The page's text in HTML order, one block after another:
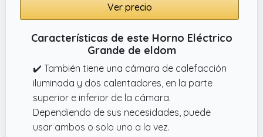
Ver precio
Características de este Horno Eléctrico
Grande de eldom
✔️ También tiene una cámara de calefacción
iluminada y dos calentadores, en la parte
superior e inferior de la cámara.
Dependiendo de sus necesidades, puede
usar ambos o solo uno a la vez.